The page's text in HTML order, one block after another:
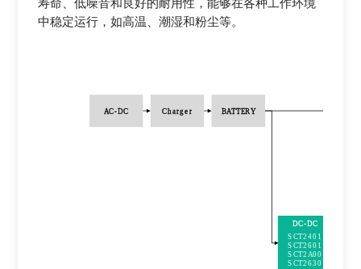
中稳定运行，如高温、潮湿和粉尘等。
BATTERY
AC- DC Charger
DC-
DC
SCT2401
SCT2601
SCT2A00
SCT2630